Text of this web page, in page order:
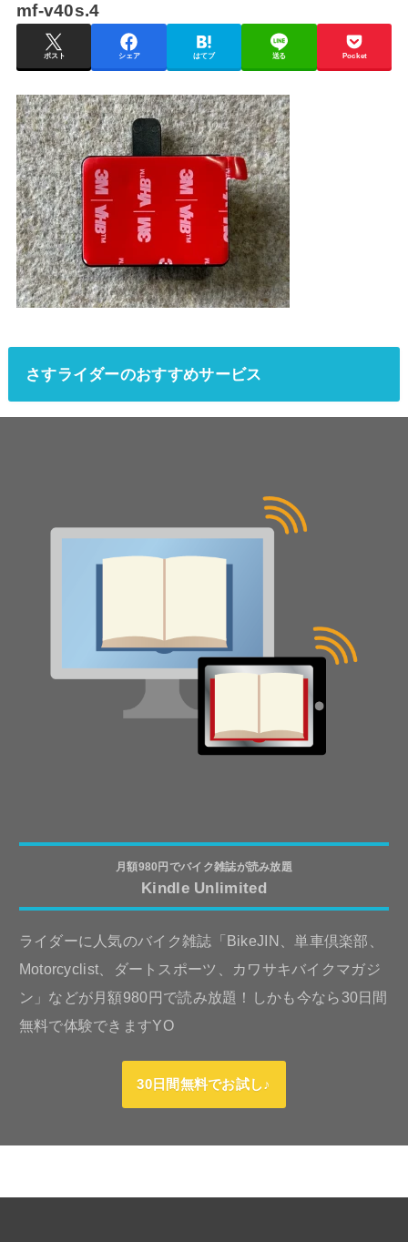
mf-v40s.4
ポスト シェア はてブ 送る Pocket
さすライダーのおすすめサービス
月額980円でバイク雑誌が読み放題
Kindle Unlimited
ライダーに人気のバイク雑誌「BikeJIN、単車倶楽部、
Motorcyclist、ダートスポーツ、カワサキバイクマガジ
ン」などが月額980円で読み放題！しかも今なら30日間
無料で体験できますYO
30日間無料でお試し♪